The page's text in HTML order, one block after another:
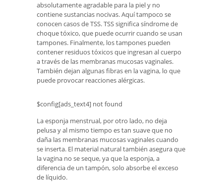
absolutamente agradable para la piel y no
contiene sustancias nocivas. Aquí tampoco se
conocen casos de TSS. TSS significa síndrome de
choque tóxico, que puede ocurrir cuando se usan
tampones. Finalmente, los tampones pueden
contener residuos tóxicos que ingresan al cuerpo
a través de las membranas mucosas vaginales.
También dejan algunas fibras en la vagina, lo que
puede provocar reacciones alérgicas.
$config[ads_text4] not found
La esponja menstrual, por otro lado, no deja
pelusa y al mismo tiempo es tan suave que no
daña las membranas mucosas vaginales cuando
se inserta. El material natural también asegura que
la vagina no se seque, ya que la esponja, a
diferencia de un tampón, solo absorbe el exceso
de líquido.